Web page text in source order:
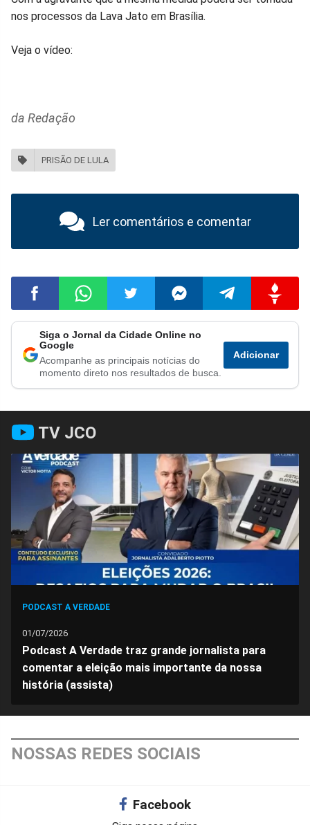
nos processos da Lava Jato em Brasília.
Veja o vídeo:
da Redação
PRISÃO DE LULA
Ler comentários e comentar
Compartilhar
no
Facebook
Compartilhar
no
Whatsapp
Compartilhar
no
Twitter
Compartilhar
no
Messenger
Compartilhar
no
Telegram
no
Gettr
Siga o Jornal da Cidade Online no
Google
Acompanhe as principais notícias do
momento direto nos resultados de busca.
Adicionar
TV JCO
PODCAST A VERDADE
01/07/2026
Podcast A Verdade traz grande jornalista para
comentar a eleição mais importante da nossa
história (assista)
NOSSAS REDES SOCIAIS
Facebook